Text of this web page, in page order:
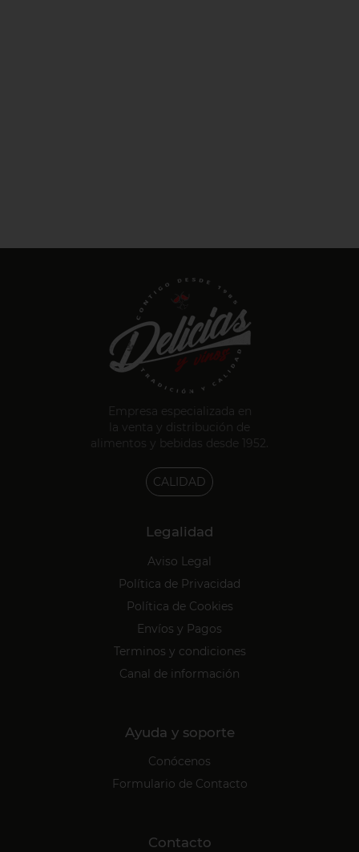
Empresa especializada en
la venta y distribución de
alimentos y bebidas desde 1952.
CALIDAD
Legalidad
Aviso Legal
Política de Privacidad
Política de Cookies
Envíos y Pagos
Terminos y condiciones
Canal de información
Ayuda y soporte
Conócenos
Formulario de Contacto
Contacto